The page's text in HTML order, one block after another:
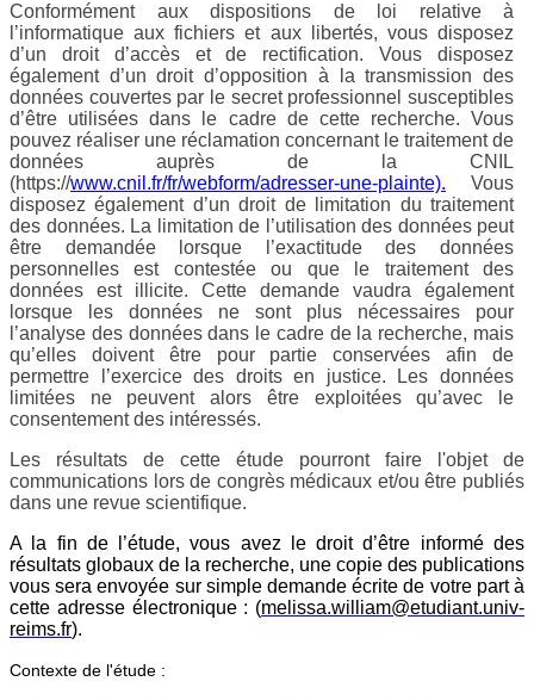
Conformément aux dispositions de loi relative à
l’informatique aux fichiers et aux libertés, vous disposez
d’un droit d’accès et de rectification. Vous disposez
également d’un droit d’opposition à la transmission des
données couvertes par le secret professionnel susceptibles
d’être utilisées dans le cadre de cette recherche. Vous
pouvez réaliser une réclamation concernant le traitement de
données auprès de la CNIL
(https://www.cnil.fr/fr/webform/adresser-une-plainte). Vous
disposez également d’un droit de limitation du traitement
des données. La limitation de l’utilisation des données peut
être demandée lorsque l’exactitude des données
personnelles est contestée ou que le traitement des
données est illicite. Cette demande vaudra également
lorsque les données ne sont plus nécessaires pour
l’analyse des données dans le cadre de la recherche, mais
qu’elles doivent être pour partie conservées afin de
permettre l’exercice des droits en justice. Les données
limitées ne peuvent alors être exploitées qu’avec le
consentement des intéressés.
Les résultats de cette étude pourront faire l'objet de
communications lors de congrès médicaux et/ou être publiés
dans une revue scientifique.
A la fin de l’étude, vous avez le droit d’être informé des
résultats globaux de la recherche, une copie des publications
vous sera envoyée sur simple demande écrite de votre part à
cette adresse électronique : (melissa.william@etudiant.univ-
reims.fr).
Contexte de l'étude :